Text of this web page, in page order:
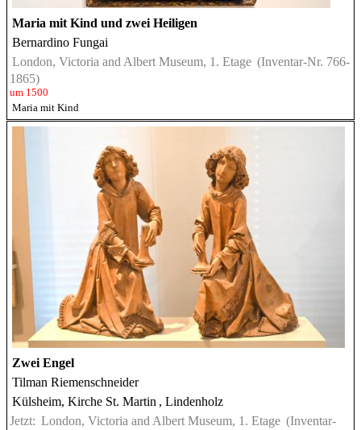
Maria mit Kind und zwei Heiligen
Bernardino Fungai
London, Victoria and Albert Museum, 1. Etage (Inventar-Nr. 766-
1865)
um 1500
Maria mit Kind
Zwei Engel
Tilman Riemenschneider
Külsheim, Kirche St. Martin , Lindenholz
Jetzt: London, Victoria and Albert Museum, 1. Etage (Inventar-